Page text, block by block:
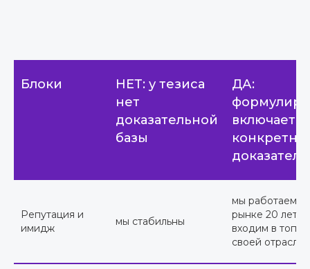
Блоки
НЕТ: у тезиса
нет
доказательной
базы
ДА:
включает
Репутация и
имидж
мы стабильны
мы работаем
рынке 20 лет и
входим в топ-3
своей отрасли